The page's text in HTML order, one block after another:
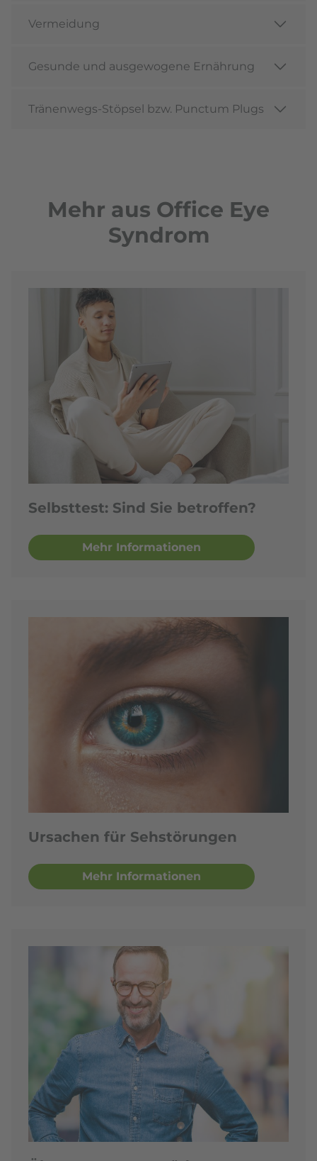
Vermeidung
Gesunde und ausgewogene Ernährung
Tränenwegs-Stöpsel bzw. Punctum Plugs
Mehr aus Office Eye
Syndrom
Selbsttest: Sind Sie betroffen?
Mehr Informationen
Ursachen für Sehstörungen
Mehr Informationen